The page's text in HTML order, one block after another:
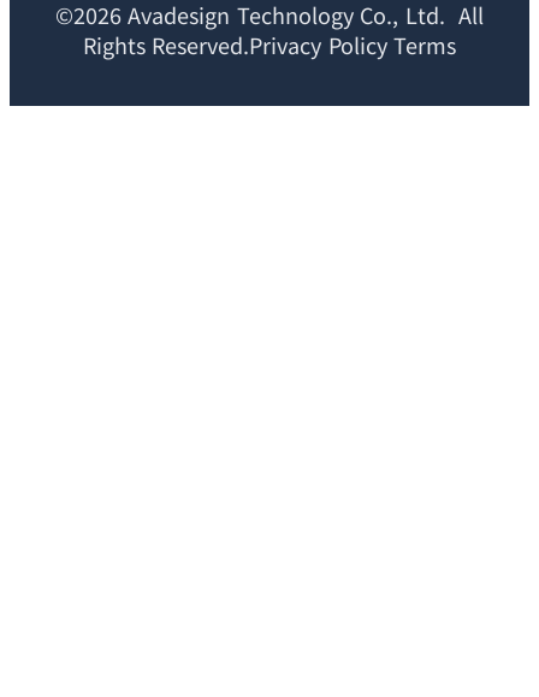
©2026 Avadesign Technology Co., Ltd. All
Rights Reserved.Privacy Policy Terms